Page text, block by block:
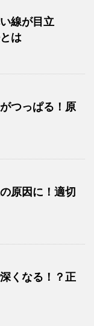
線が目立
は
つっぱる！原
原因に！適切
くなる！？正